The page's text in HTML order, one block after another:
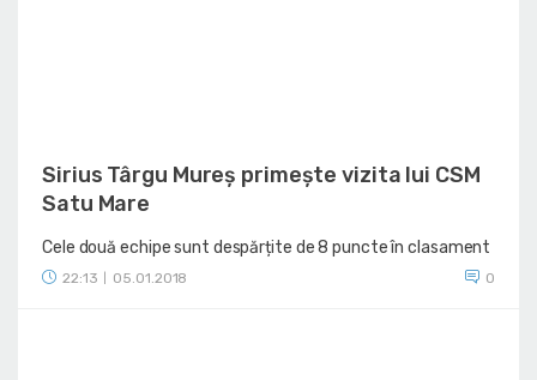
Sirius Târgu Mureș primește vizita lui CSM
Satu Mare
Cele două echipe sunt despărțite de 8 puncte în clasament
22:13 05.01.2018 0